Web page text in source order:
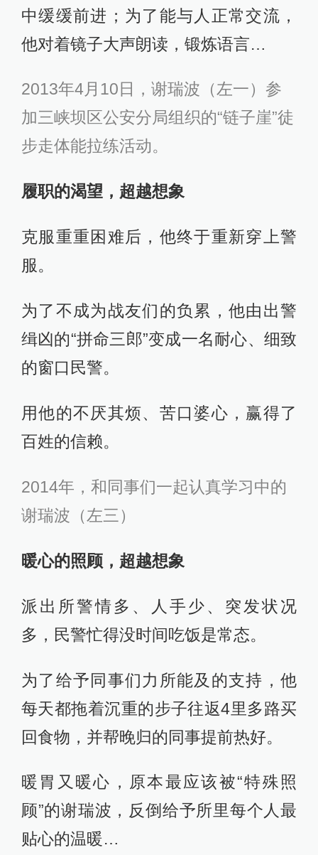
中缓缓前进；为了能与人正常交流，
他对着镜子大声朗读，锻炼语言…
2013年4月10日，谢瑞波（左一）参
加三峡坝区公安分局组织的“链子崖”徒
步走体能拉练活动。
履职的渴望，超越想象
克服重重困难后，他终于重新穿上警
服。
为了不成为战友们的负累，他由出警
缉凶的“拼命三郎”变成一名耐心、细致
的窗口民警。
用他的不厌其烦、苦口婆心，赢得了
百姓的信赖。
2014年，和同事们一起认真学习中的
谢瑞波（左三）
暖心的照顾，超越想象
派出所警情多、人手少、突发状况
多，民警忙得没时间吃饭是常态。
为了给予同事们力所能及的支持，他
每天都拖着沉重的步子往返4里多路买
回食物，并帮晚归的同事提前热好。
暖胃又暖心，原本最应该被“特殊照
顾”的谢瑞波，反倒给予所里每个人最
贴心的温暖…